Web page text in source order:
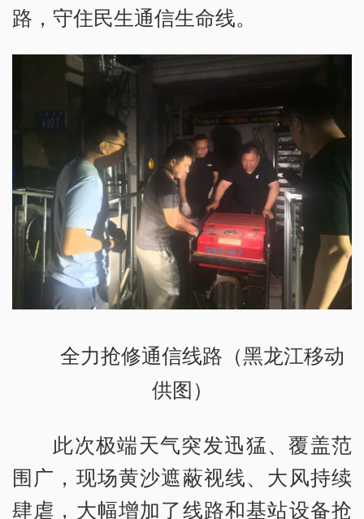
路，守住民生通信生命线。
全力抢修通信线路（黑龙江移动
供图）
此次极端天气突发迅猛、覆盖范
围广，现场黄沙遮蔽视线、大风持续
肆虐，大幅增加了线路和基站设备抢